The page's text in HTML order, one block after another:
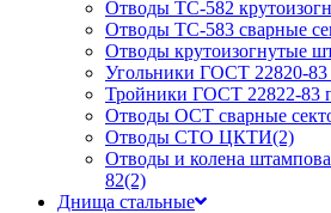
Отводы ТС-582
Отводы ТС-583 сварные
Отводы крутоизогнутые
Угольники ГОСТ 22820-
Тройники ГОСТ 22822-83
Отводы ОСТ сварные
Отводы СТО ЦКТИ(2)
Отводы и колена
82(2)
Днища стальные